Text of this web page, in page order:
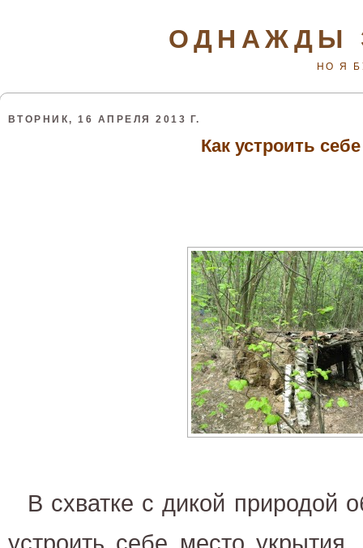
ОДНАЖДЫ
НО Я
ВТОРНИК, 16 АПРЕЛЯ 2013 Г.
Как устроить
В схватке с дикой природой